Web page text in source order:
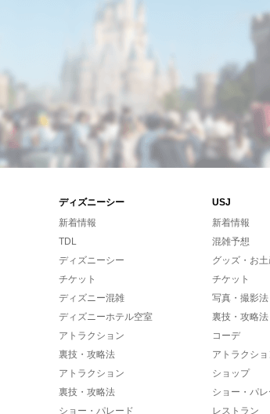
ディズニーシー
USJ
新着情報
TDL
ディズニーシー
チケット
ディズニー混雑
ディズニーホテル空室
アトラクション
裏技・攻略法
アトラクション
裏技・攻略法
ショー・パレード
新着情報
混雑予想
グッズ・お
チケット
写真・撮影法
裏技・攻略法
コーデ
アトラクシ
ショップ
ショー・パ
レストラン